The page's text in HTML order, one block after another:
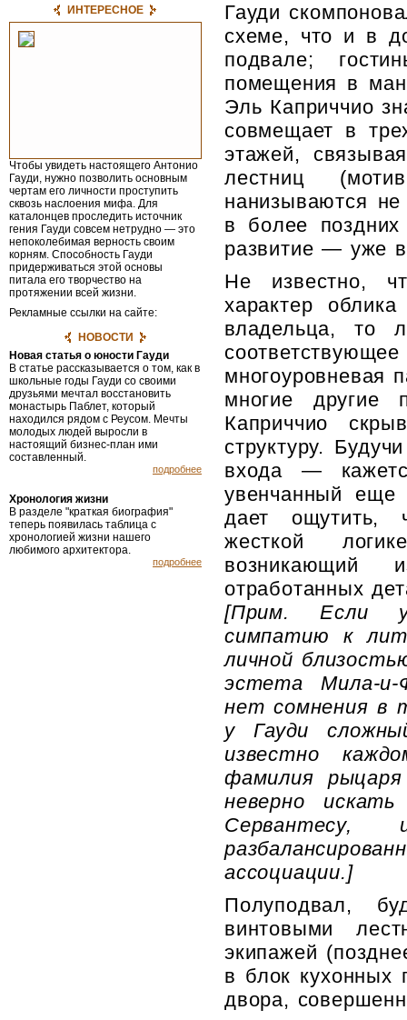
ИНТЕРЕСНОЕ
Чтобы увидеть настоящего Антонио
Гауди, нужно позволить основным
чертам его личности проступить
сквозь наслоения мифа. Для
каталон­цев проследить источник
гения Гауди совсем не­трудно — это
непоколебимая верность своим
корням. Способность Гауди
придерживаться этой основы
питала его творчество на
протяжении всей жизни.
Рекламные ссылки на сайте:
НОВОСТИ
Новая статья о юности Гауди
В статье рассказывается о том, как в
школьные годы Гауди со своими
друзьями мечтал восстановить
монастырь Паблет, который
находился рядом с Реусом. Мечты
молодых людей выросли в
настоящий бизнес-план ими
составленный.
подробнее
Хронология жизни
В разделе "краткая биография"
теперь появилась таблица с
хронологией жизни нашего
любимого архитектора.
подробнее
Гауди
схеме, что и в
подвале;
помещения в
Эль Каприччио
совмещает в
этажей,
лестниц
нанизываются
в более поздних
развитие — уже
Не известно,
характер
владельца, то
многоуровневая
многие другие
Каприччио
структуру.
входа —
увенчанный еще
дает ощутить,
жесткой
возникающий
отработанных
[Прим. Если
симпатию к
личной
эстета Мила-и-
нет сомнения в
у Гауди
известно
фамилия
неверно
ассоциации.]
Полуподвал,
винтовыми
экипажей
в блок кухонных
двора,